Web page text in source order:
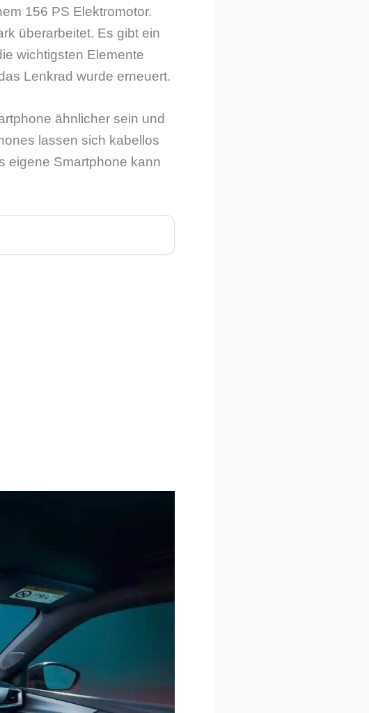
156 PS Elektromotor.
überarbeitet. Es gibt ein
wichtigsten Elemente
Lenkrad wurde erneuert.
ähnlicher sein und
lassen sich kabellos
eigene Smartphone kann